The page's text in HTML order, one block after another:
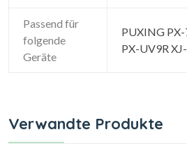
Passend für
folgende
Geräte
PUXING
PX-UV9R
Verwandte Produkte